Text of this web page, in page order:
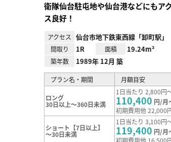
衛隊仙台駐屯地や仙台港などにもア
ス良好！
アクセス 仙台市地下鉄東西線「卸町駅」
間取り 1R 面積 19.24m²
築年数 1989年 12月 築
プラン名・期間 月額目安
ロング
30日以上～360日未満
1日当たり 2,800円
110,400 円/月
初期費用他 22,000
ショート【7日以上】
～30日未満
1日当たり 3,100円
119,400 円/月
初期費用他 16,500